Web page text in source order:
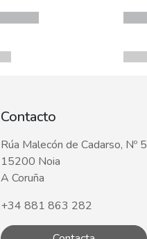
Contacto
Rúa Malecón de Cadarso, Nº 5
15200 Noia
A Coruña
+34 881 863 282